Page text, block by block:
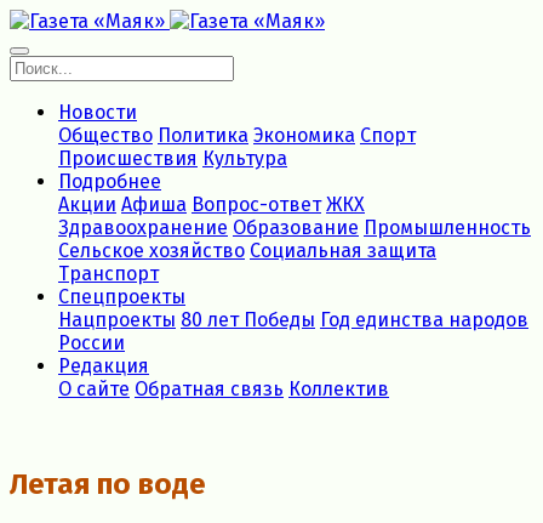
Новости
Общество Политика Экономика Спорт
Происшествия Культура
Подробнее
Акции Афиша Вопрос-ответ ЖКХ
Здравоохранение Образование Промышленность
Сельское хозяйство Социальная защита
Транспорт
Спецпроекты
Нацпроекты 80 лет Победы Год единства народов
России
Редакция
О сайте Обратная связь Коллектив
Летая по воде